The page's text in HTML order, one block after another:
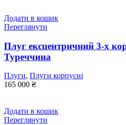
Додати в кошик
Переглянути
Плуг ексцентричний 3-х
Туреччина
Плуги, Плуги корпусні
165 000 ₴
Додати в кошик
Переглянути